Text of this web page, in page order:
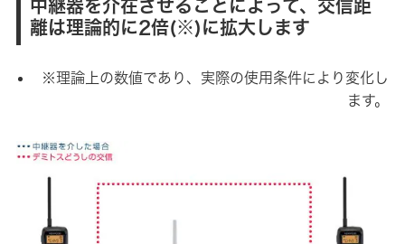
中継器を介在させることによって、交信距
離は理論的に2倍(※)に拡大します
※理論上の数値であり、実際の使用条件により変化し
ます。